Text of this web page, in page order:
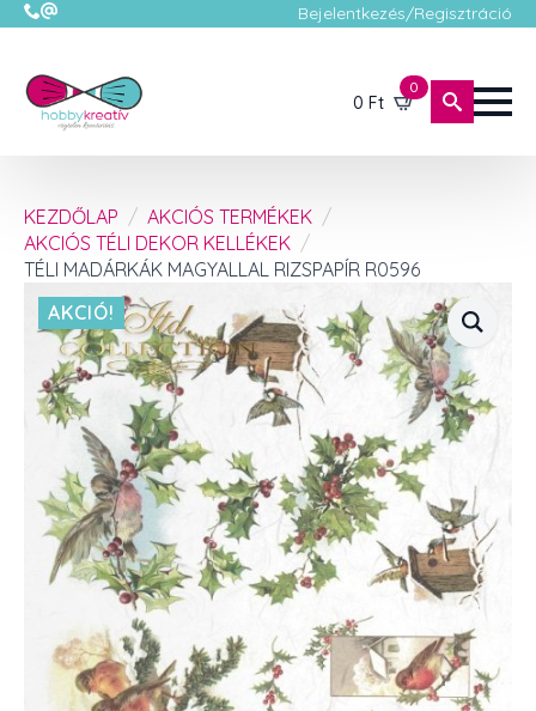
Bejelentkezés/Regisztráció
0 Ft
0
KEZDŐLAP
AKCIÓS TERMÉKEK
AKCIÓS TÉLI DEKOR KELLÉKEK
TÉLI MADÁRKÁK MAGYALLAL RIZSPAPÍR R0596
AKCIÓ!